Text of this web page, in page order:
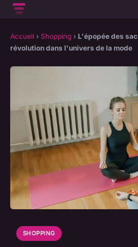
Accueil › Shopping › L'épopée des
révolution dans l'univers de la mode
SHOPPING